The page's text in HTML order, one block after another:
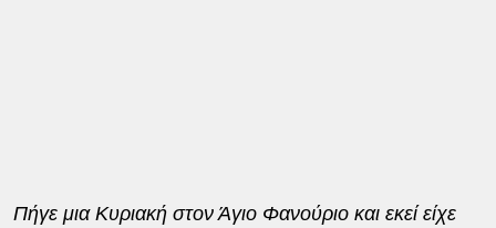
Πήγε μια Κυριακή στον Άγιο Φανούριο και εκεί είχε